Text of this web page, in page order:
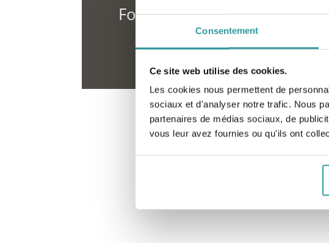
Consentement
Ce site web utilise des cookies.
Les cookies nous permettent de
sociaux et d'analyser notre trafic. Nous
partenaires de médias sociaux, de
vous leur avez fournies ou qu'ils ont
Formation Hypnothérapeute